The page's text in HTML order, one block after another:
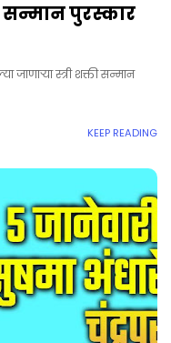
सन्मान पुरस्कार
जाणार्‍या स्त्री शक्ती सन्मान
KEEP READING